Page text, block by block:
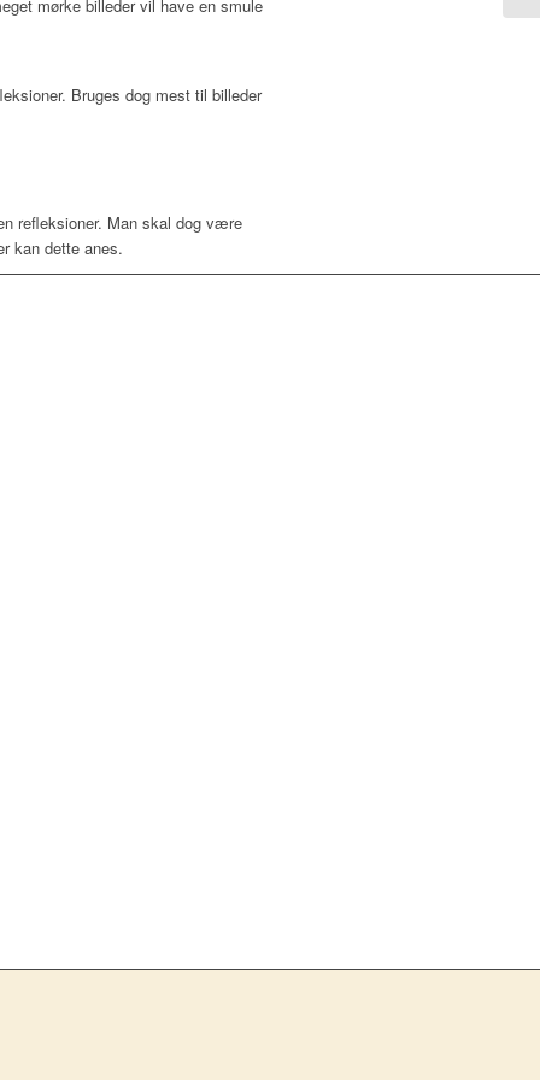
mørke billeder vil have en smule
Bruges dog mest til billeder
refleksioner. Man skal dog være
kan dette anes.